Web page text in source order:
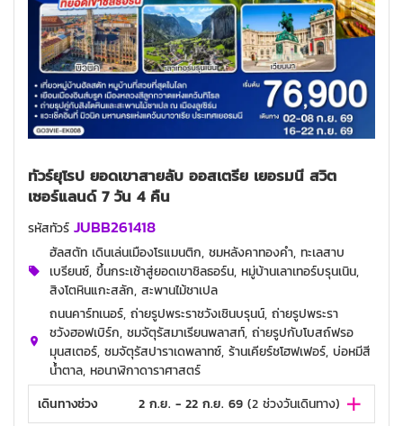
ทัวร์ยุโรป ยอดเขาสายลับ ออสเตรีย เยอรมนี สวิต
เซอร์แลนด์ 7 วัน 4 คืน
รหัสทัวร์ JUBB261418
ฮัลสตัท เดินเล่นเมืองโรแมนติก, ชมหลังคาทองคำ, ทะเลสาบ
เบรียนซ์, ขึ้นกระเช้าสู่ยอดเขาชิลธอร์น, หมู่บ้านเลาเทอร์บรุนเนิน,
สิงโตหินแกะสลัก, สะพานไม้ชาเปล
ถนนคาร์ทเนอร์, ถ่ายรูปพระราชวังเชินบรุนน์, ถ่ายรูปพระรา
ชวังฮอฟเบิร์ก, ชมจัตุรัสมาเรียนพลาสท์, ถ่ายรูปกับโบสถ์ฟรอ
มุนสเตอร์, ชมจัตุรัสปาราเดพลาทซ์, ร้านเคียร์ชโฮฟเฟอร์, บ่อหมีสี
น้ำตาล, หอนาฬิกาดาราศาสตร์
เดินทางช่วง
2 ก.ย. - 22 ก.ย. 69 (2 ช่วงวันเดินทาง)